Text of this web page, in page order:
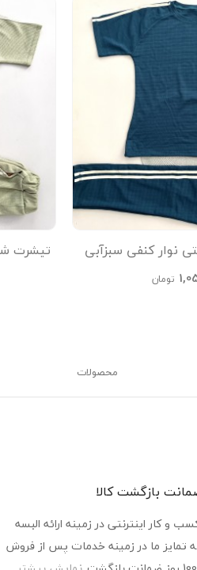
نوار کنفی سبزآبی
تومان
تیشرت
محصولات
و کار اینترنتی در زمینه ارائه البسه
تمایز ما در زمینه خدمات پس از فروش